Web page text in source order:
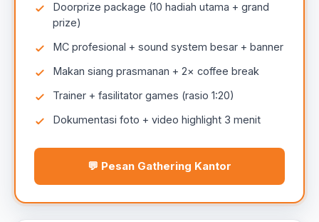
Doorprize package (10 hadiah utama + grand
prize)
MC profesional + sound system besar + banner
Makan siang prasmanan + 2× coffee break
Trainer + fasilitator games (rasio 1:20)
Dokumentasi foto + video highlight 3 menit
💬 Pesan Gathering Kantor